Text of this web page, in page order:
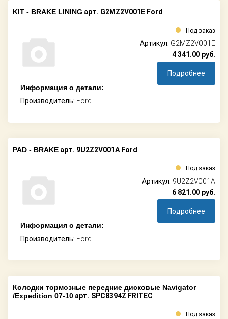
KIT - BRAKE LINING арт. G2MZ2V001E Ford
Информация о детали:
Производитель: Ford
Под заказ
Артикул: G2MZ2V001E
4 341.00 руб.
Подробнее
PAD - BRAKE арт. 9U2Z2V001A Ford
Информация о детали:
Производитель: Ford
Под заказ
Артикул: 9U2Z2V001A
6 821.00 руб.
Подробнее
Колодки тормозные передние дисковые Navigator
/Expedition 07-10 арт. SPC8394Z FRITEC
Под заказ